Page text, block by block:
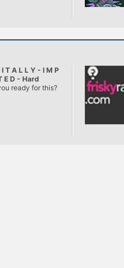
I T A L L Y - I M P
E D - Hard
ready for this?